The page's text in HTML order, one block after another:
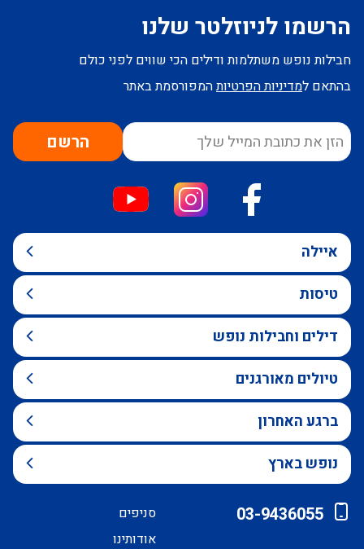
הרשמו לניוזלטר שלנו
חבילות נופש משתלמות ודילים הכי שווים לפני כולם
בהתאם למדיניות הפרטיותהמפורסמת באתר
הרשם
איילה
טיסות
דילים וחבילות נופש
טיולים מאורגנים
ברגע האחרון
נופש בארץ
03-9436055
סניפים
אודותינו